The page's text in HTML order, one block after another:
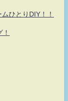
ひとりDIY！！